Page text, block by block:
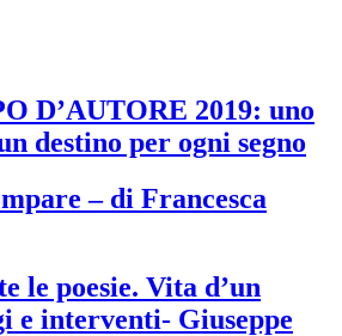
D’AUTORE 2019: uno
destino per ogni segno
– di Francesca
le poesie. Vita d’un
e interventi- Giuseppe